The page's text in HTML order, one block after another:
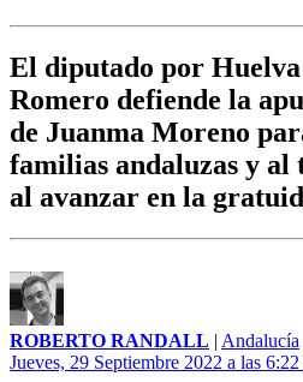
El diputado por
Romero defiende la
de Juanma Moreno
familias andaluzas y
al avanzar en la
ROBERTO RANDALL | Andalucía
Jueves, 29 Septiembre 2022 a las